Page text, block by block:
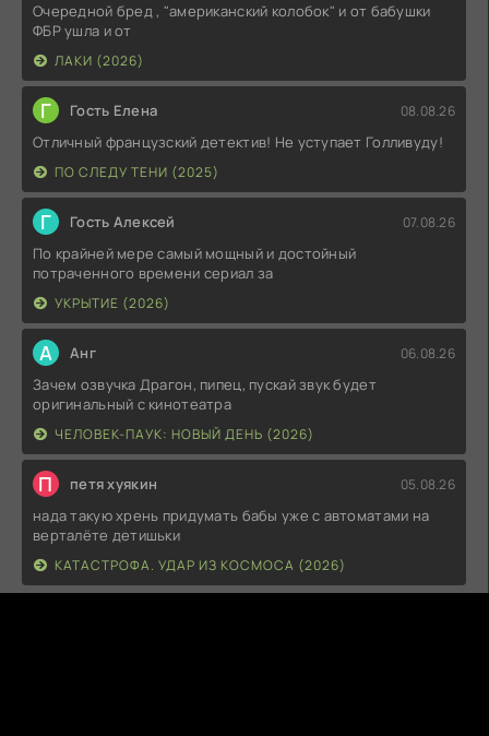
Очередной бред , "американский колобок" и от бабушки
ФБР ушла и от
ЛАКИ (2026)
Г Гость Елена 08.08.26
Отличный французский детектив! Не уступает Голливуду!
ПО СЛЕДУ ТЕНИ (2025)
Г Гость Алексей 07.08.26
По крайней мере самый мощный и достойный
потраченного времени сериал за
УКРЫТИЕ (2026)
А Анг 06.08.26
Зачем озвучка Драгон, пипец, пускай звук будет
оригинальный с кинотеатра
ЧЕЛОВЕК-ПАУК: НОВЫЙ ДЕНЬ (2026)
П петя хуякин 05.08.26
нада такую хрень придумать бабы уже с автоматами на
верталёте детишьки
КАТАСТРОФА. УДАР ИЗ КОСМОСА (2026)